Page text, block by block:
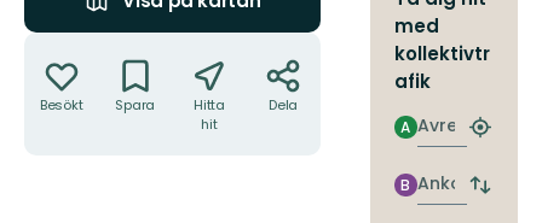
Besökt Spara
Hitta
hit
Dela
med
kollektivtr
afik
Avresa
A
Hitta
Ankomst
B
Byt